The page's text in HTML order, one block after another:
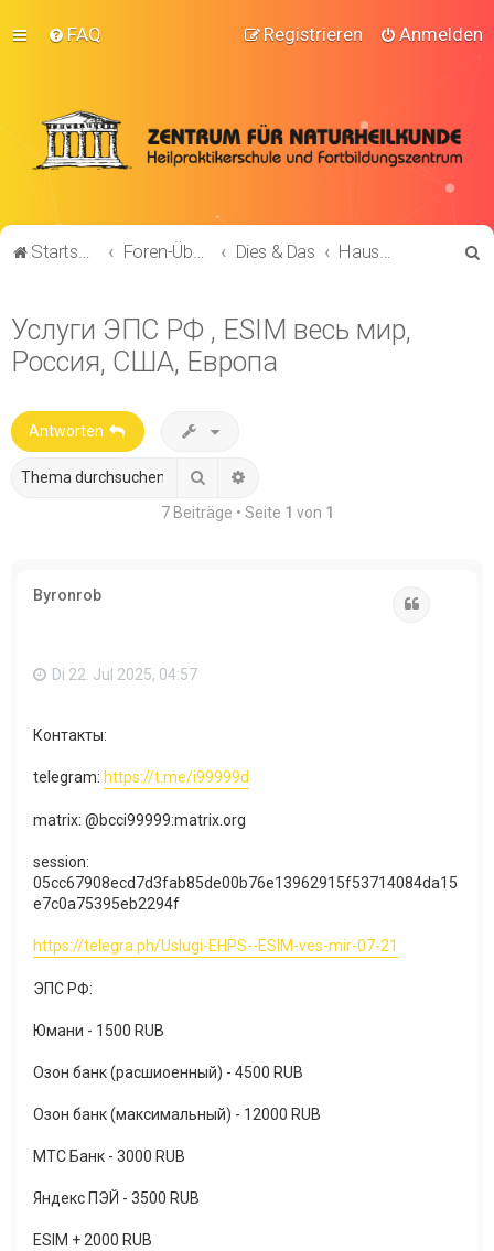
FAQ Anmelden
Registrieren
Startseite Foren-Übersicht Dies & Das Hausmittel & Geheim-Tipps
Услуги ЭПС РФ , ESIM весь мир,
Россия, США, Европа
Antworten
Suche
7 Beiträge • Seite 1 von 1
Byronrob
Di 22. Jul 2025, 04:57
Контакты:
telegram: https://t.me/i99999d
matrix: @bcci99999:matrix.org
session:
05cc67908ecd7d3fab85de00b76e13962915f53714084da15
e7c0a75395eb2294f​
https://telegra.ph/Uslugi-EHPS--ESIM-ves-mir-07-21
ЭПС РФ:
Юмани - 1500 RUB
Озон банк (расшиоенный) - 4500 RUB
Озон банк (максимальный) - 12000 RUB
МТС Банк - 3000 RUB
Яндекс ПЭЙ - 3500 RUB
ESIM + 2000 RUB